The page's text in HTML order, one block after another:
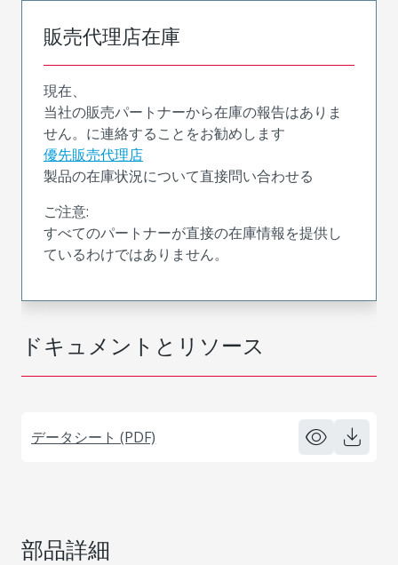
ドキュメントとリソース
データシート (PDF)
販売代理店在庫
現在、
当社の販売パートナーから在庫の報告はありま
せん。に連絡することをお勧めします
優先販売代理店
製品の在庫状況について直接問い合わせる
ご注意:
すべてのパートナーが直接の在庫情報を提供し
ているわけではありません。
部品詳細